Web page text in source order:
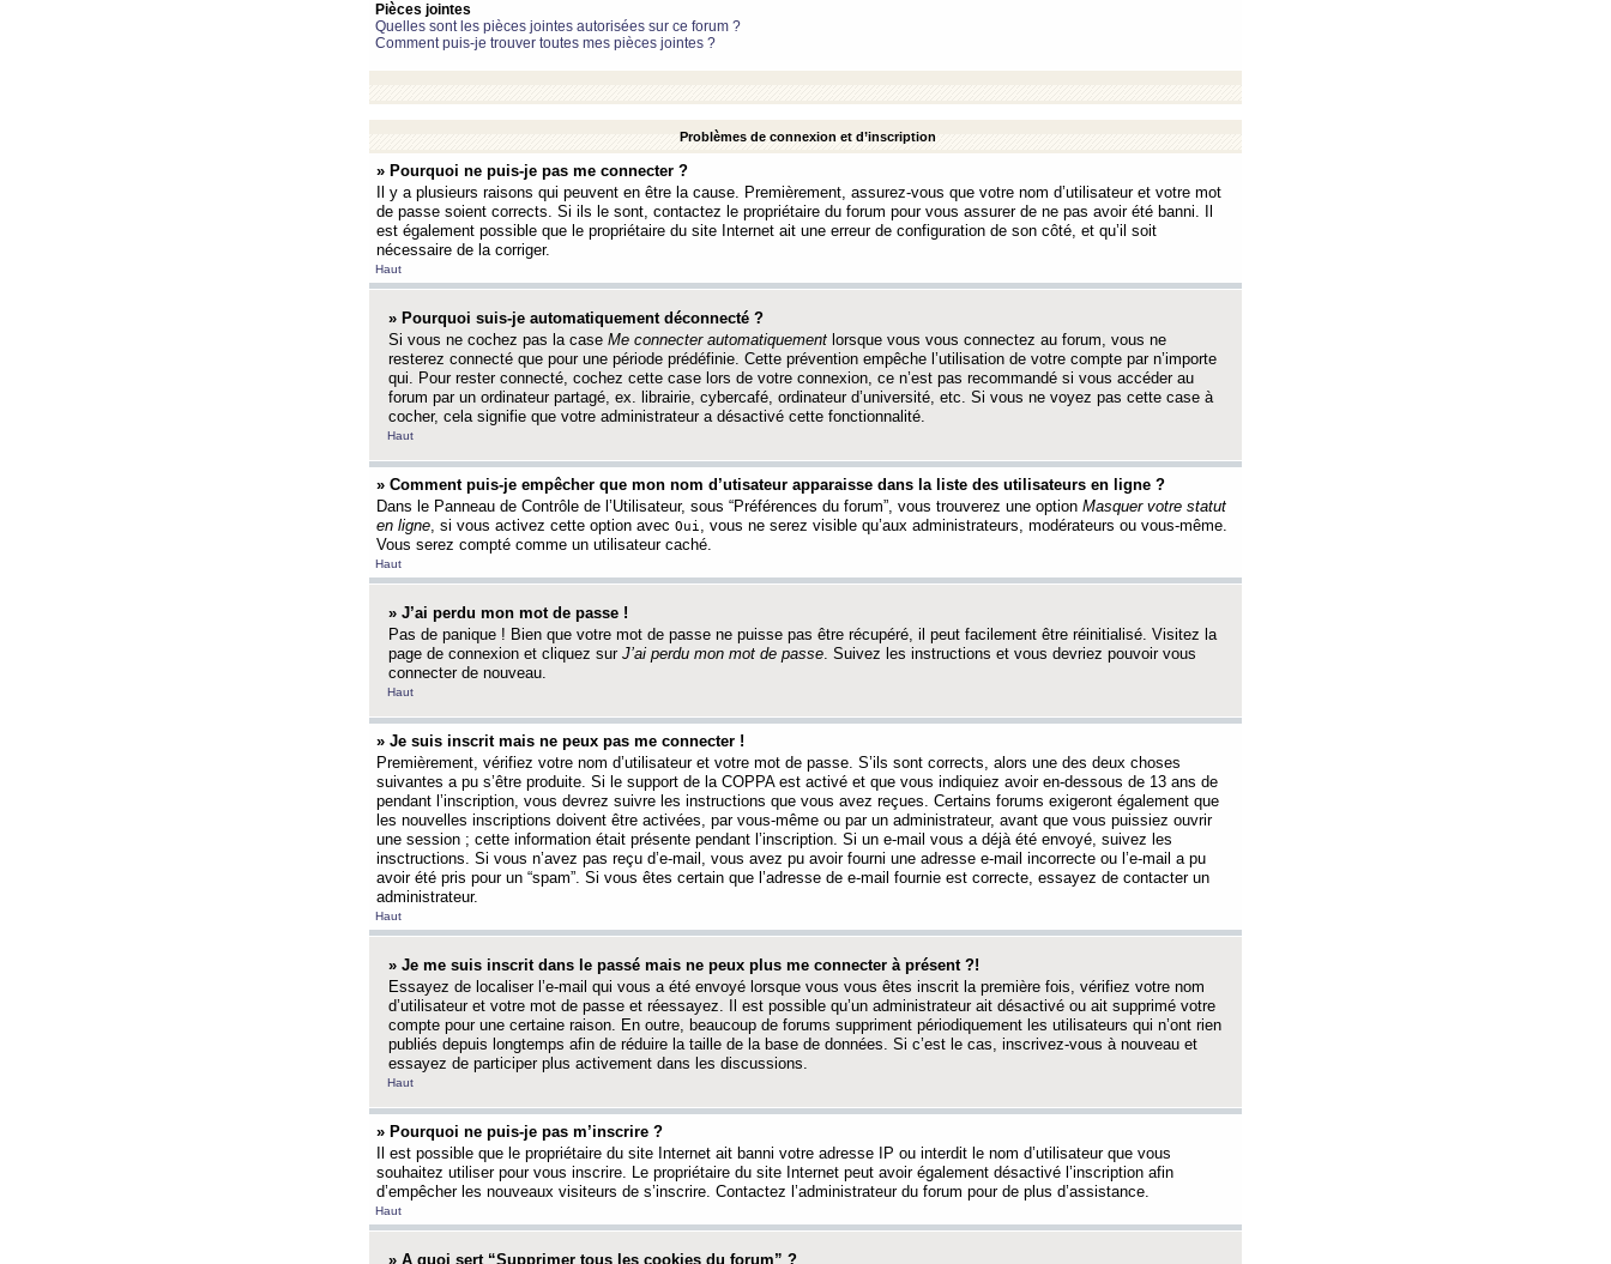
Pièces jointes
Quelles sont les pièces jointes autorisées sur ce forum ?
Comment puis-je trouver toutes mes pièces jointes ?
Problèmes de connexion et d’inscription
» Pourquoi ne puis-je pas me connecter ?
Il y a plusieurs raisons qui peuvent en être la cause. Premièrement, assurez-vous que votre nom d’utilisateur et votre mot
de passe soient corrects. Si ils le sont, contactez le propriétaire du forum pour vous assurer de ne pas avoir été banni. Il
est également possible que le propriétaire du site Internet ait une erreur de configuration de son côté, et qu’il soit
nécessaire de la corriger.
Haut
» Pourquoi suis-je automatiquement déconnecté ?
Si vous ne cochez pas la case Me connecter automatiquement lorsque vous vous connectez au forum, vous ne
resterez connecté que pour une période prédéfinie. Cette prévention empêche l’utilisation de votre compte par n’importe
qui. Pour rester connecté, cochez cette case lors de votre connexion, ce n’est pas recommandé si vous accéder au
forum par un ordinateur partagé, ex. librairie, cybercafé, ordinateur d’université, etc. Si vous ne voyez pas cette case à
cocher, cela signifie que votre administrateur a désactivé cette fonctionnalité.
Haut
» Comment puis-je empêcher que mon nom d’utisateur apparaisse dans la liste des utilisateurs en ligne ?
Dans le Panneau de Contrôle de l’Utilisateur, sous “Préférences du forum”, vous trouverez une option Masquer votre statut
en ligne, si vous activez cette option avec Oui , vous ne serez visible qu’aux administrateurs, modérateurs ou vous-même.
Vous serez compté comme un utilisateur caché.
Haut
» J’ai perdu mon mot de passe !
Pas de panique ! Bien que votre mot de passe ne puisse pas être récupéré, il peut facilement être réinitialisé. Visitez la
page de connexion et cliquez sur J’ai perdu mon mot de passe. Suivez les instructions et vous devriez pouvoir vous
connecter de nouveau.
Haut
» Je suis inscrit mais ne peux pas me connecter !
Premièrement, vérifiez votre nom d’utilisateur et votre mot de passe. S’ils sont corrects, alors une des deux choses
suivantes a pu s’être produite. Si le support de la COPPA est activé et que vous indiquiez avoir en-dessous de 13 ans de
pendant l’inscription, vous devrez suivre les instructions que vous avez reçues. Certains forums exigeront également que
les nouvelles inscriptions doivent être activées, par vous-même ou par un administrateur, avant que vous puissiez ouvrir
une session ; cette information était présente pendant l’inscription. Si un e-mail vous a déjà été envoyé, suivez les
insctructions. Si vous n’avez pas reçu d’e-mail, vous avez pu avoir fourni une adresse e-mail incorrecte ou l’e-mail a pu
avoir été pris pour un “spam”. Si vous êtes certain que l’adresse de e-mail fournie est correcte, essayez de contacter un
administrateur.
Haut
» Je me suis inscrit dans le passé mais ne peux plus me connecter à présent ?!
Essayez de localiser l’e-mail qui vous a été envoyé lorsque vous vous êtes inscrit la première fois, vérifiez votre nom
d’utilisateur et votre mot de passe et réessayez. Il est possible qu’un administrateur ait désactivé ou ait supprimé votre
compte pour une certaine raison. En outre, beaucoup de forums suppriment périodiquement les utilisateurs qui n’ont rien
publiés depuis longtemps afin de réduire la taille de la base de données. Si c’est le cas, inscrivez-vous à nouveau et
essayez de participer plus activement dans les discussions.
Haut
» Pourquoi ne puis-je pas m’inscrire ?
Il est possible que le propriétaire du site Internet ait banni votre adresse IP ou interdit le nom d’utilisateur que vous
souhaitez utiliser pour vous inscrire. Le propriétaire du site Internet peut avoir également désactivé l’inscription afin
d’empêcher les nouveaux visiteurs de s’inscrire. Contactez l’administrateur du forum pour de plus d’assistance.
Haut
» A quoi sert “Supprimer tous les cookies du forum” ?